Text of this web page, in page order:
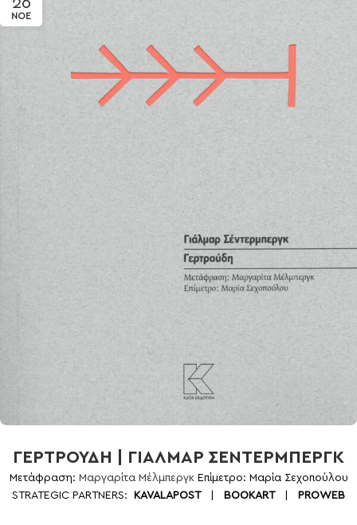
ΝΟΈ
ΓΕΡΤΡΟΥΔΗ | ΓΙΑΛΜΑΡ ΣΕΝΤΕΡΜΠΕΡΓΚ
Μετάφραση: Μαργαρίτα Μέλμπεργκ Επίμετρο: Μαρία Σεχοπούλου
STRATEGIC PARTNERS: KAVALAPOST| BOOKART| PROWEB